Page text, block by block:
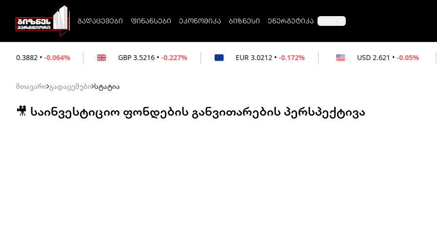
გადაცემები ფინანსები ეკონომიკა ბიზნესი ენერგეტიკა მეტი
GBP 3.5216 • -0.227% EUR 3.0212 • -0.172% 2.621 • -0.05% RUB
მთავარი გადაცემები სტატია
🎥 საინვესტიციო ფონდების განვითარების პერსპექტივა